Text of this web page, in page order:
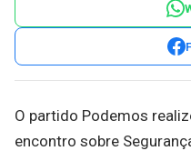
O partido Podemos
encontro sobre